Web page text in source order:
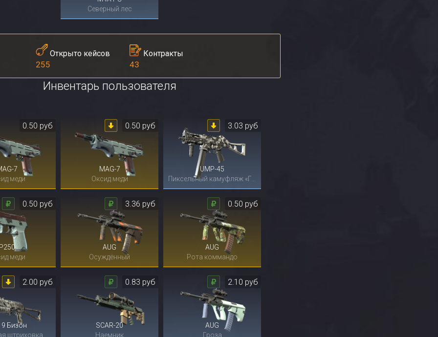
Северный лес
Открыто кейсов
255
Контракты
43
Инвентарь пользователя
7
меди
0.50 руб
MAG-7
Оксид меди
0.50 руб
UMP-45
3.03 руб
меди
0.50 руб
AUG
Осуждённый
3.36 руб
AUG
Рота коммандо
0.50 руб
Бизон
штриховка
2.00 руб
SCAR-20
Наемник
0.83 руб
AUG
Гроза
2.10 руб